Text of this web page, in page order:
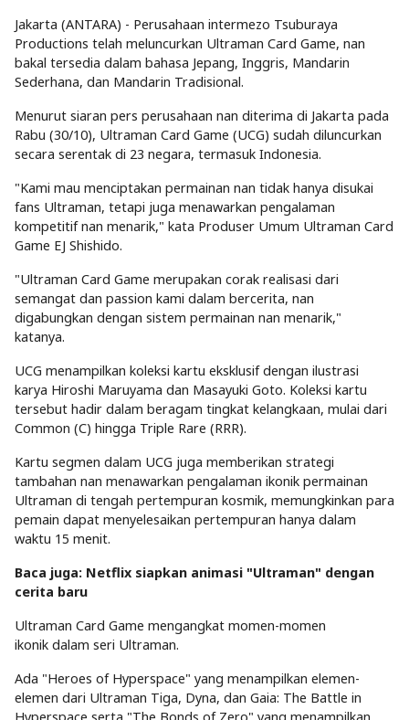
Jakarta (ANTARA) - Perusahaan intermezo Tsuburaya
Productions telah meluncurkan Ultraman Card Game, nan
bakal tersedia dalam bahasa Jepang, Inggris, Mandarin
Sederhana, dan Mandarin Tradisional.
Menurut siaran pers perusahaan nan diterima di Jakarta pada
Rabu (30/10), Ultraman Card Game (UCG) sudah diluncurkan
secara serentak di 23 negara, termasuk Indonesia.
"Kami mau menciptakan permainan nan tidak hanya disukai
fans Ultraman, tetapi juga menawarkan pengalaman
kompetitif nan menarik," kata Produser Umum Ultraman Card
Game EJ Shishido.
"Ultraman Card Game merupakan corak realisasi dari
semangat dan passion kami dalam bercerita, nan
digabungkan dengan sistem permainan nan menarik,"
katanya.
UCG menampilkan koleksi kartu eksklusif dengan ilustrasi
karya Hiroshi Maruyama dan Masayuki Goto. Koleksi kartu
tersebut hadir dalam beragam tingkat kelangkaan, mulai dari
Common (C) hingga Triple Rare (RRR).
Kartu segmen dalam UCG juga memberikan strategi
tambahan nan menawarkan pengalaman ikonik permainan
Ultraman di tengah pertempuran kosmik, memungkinkan para
pemain dapat menyelesaikan pertempuran hanya dalam
waktu 15 menit.
Baca juga: Netflix siapkan animasi "Ultraman" dengan
cerita baru
Ultraman Card Game mengangkat momen-momen
ikonik dalam seri Ultraman.
Ada "Heroes of Hyperspace" yang menampilkan elemen-
elemen dari Ultraman Tiga, Dyna, dan Gaia: The Battle in